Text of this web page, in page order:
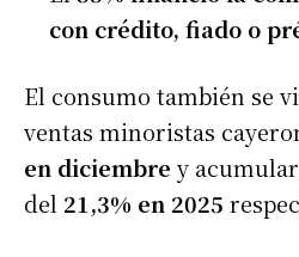
con crédito, fiado o
El consumo también se
ventas minoristas
en diciembre y
del 21,3% en 2025